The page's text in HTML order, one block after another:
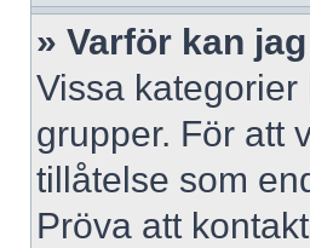
» Varför kan
Vissa
grupper. För att
tillåtelse som
Pröva att